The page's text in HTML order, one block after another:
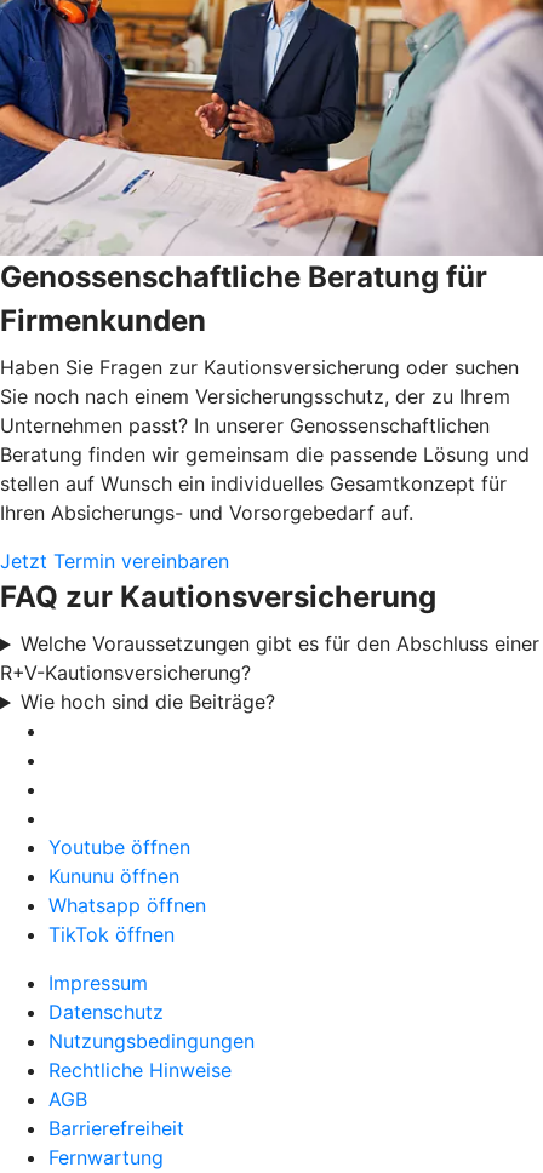
Genossenschaftliche Beratung für
Firmenkunden
Haben Sie Fragen zur Kautionsversicherung oder suchen
Sie noch nach einem Versicherungsschutz, der zu Ihrem
Unternehmen passt? In unserer Genossenschaftlichen
Beratung finden wir gemeinsam die passende Lösung und
stellen auf Wunsch ein individuelles Gesamtkonzept für
Ihren Absicherungs- und Vorsorgebedarf auf.
Jetzt Termin vereinbaren
FAQ zur Kautionsversicherung
Welche Voraussetzungen gibt es für den Abschluss einer
R+V-Kautionsversicherung?
Wie hoch sind die Beiträge?
Youtube öffnen
Kununu öffnen
Whatsapp öffnen
TikTok öffnen
Impressum
Datenschutz
Nutzungsbedingungen
Rechtliche Hinweise
AGB
Barrierefreiheit
Fernwartung